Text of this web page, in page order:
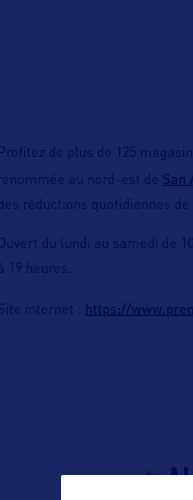
de plus de 125
au nord-est de San
réductions quotidiennes
du lundi au samedi de
19 heures.
internet : https://